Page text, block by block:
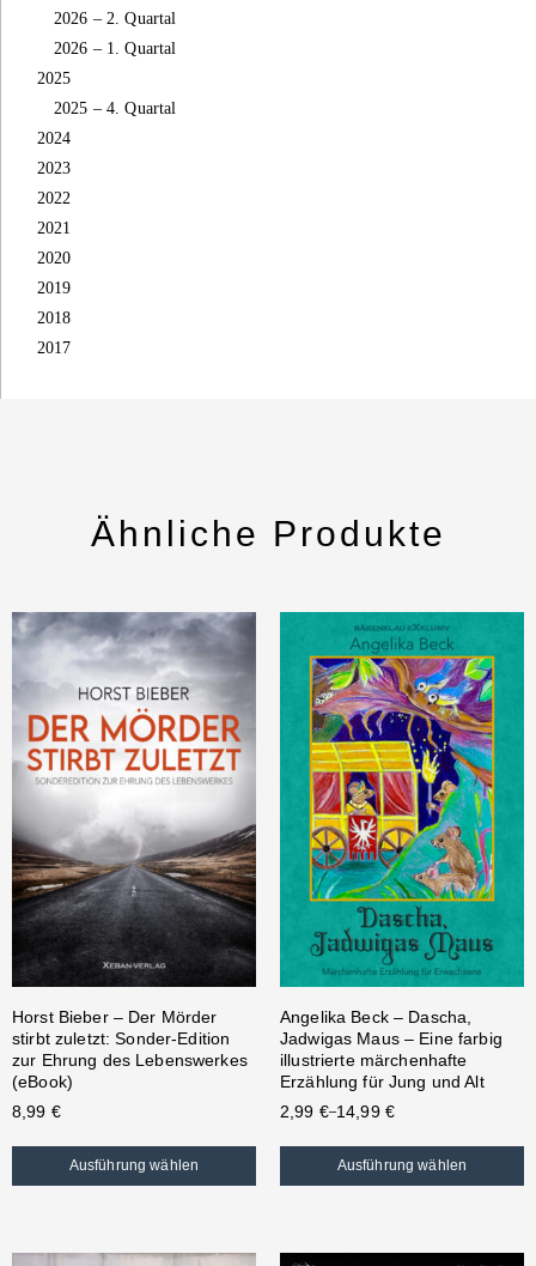
2026 – 2. Quartal
2026 – 1. Quartal
2025
2025 – 4. Quartal
2024
2023
2022
2021
2020
2019
2018
2017
Ähnliche Produkte
Horst Bieber – Der Mörder
stirbt zuletzt: Sonder-Edition
zur Ehrung des Lebenswerkes
(eBook)
8,99 €
Ausführung wählen
Angelika Beck – Dascha,
Jadwigas Maus – Eine farbig
illustrierte märchenhafte
Erzählung für Jung und Alt
2,99 €–14,99 €
Ausführung wählen